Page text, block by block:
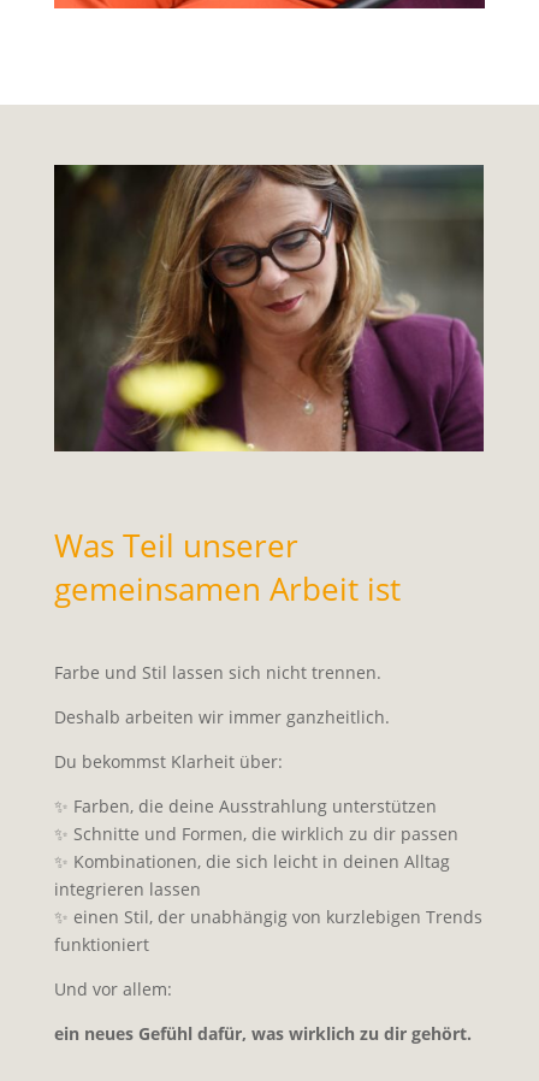
Was Teil unserer
gemeinsamen Arbeit ist
Farbe und Stil lassen sich nicht trennen.
Deshalb arbeiten wir immer ganzheitlich.
Du bekommst Klarheit über:
✨ Farben, die deine Ausstrahlung unterstützen
✨ Schnitte und Formen, die wirklich zu dir passen
✨ Kombinationen, die sich leicht in deinen Alltag
integrieren lassen
✨ einen Stil, der unabhängig von kurzlebigen Trends
funktioniert
Und vor allem:
ein neues Gefühl dafür, was wirklich zu dir gehört.